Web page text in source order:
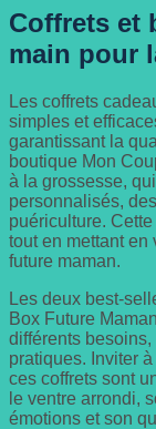
Coffrets et
main pour
Les coffrets
simples et
garantissant la
boutique Mon
à la grossesse,
personnalisés,
puériculture.
tout en mettant en
future maman.
Les deux best-
Box Future
différents
pratiques. Inviter
ces coffrets sont
le ventre arrondi,
émotions et son